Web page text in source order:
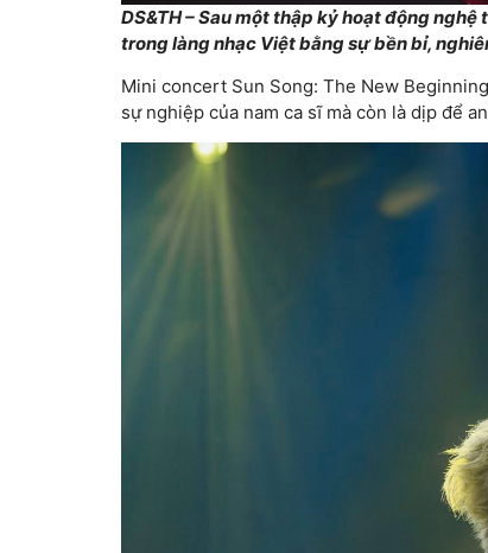
DS&TH – Sau một thập kỷ hoạt động
trong làng nhạc Việt bằng sự bền bỉ,
Mini concert Sun Song: The New
sự nghiệp của nam ca sĩ mà còn là dịp để